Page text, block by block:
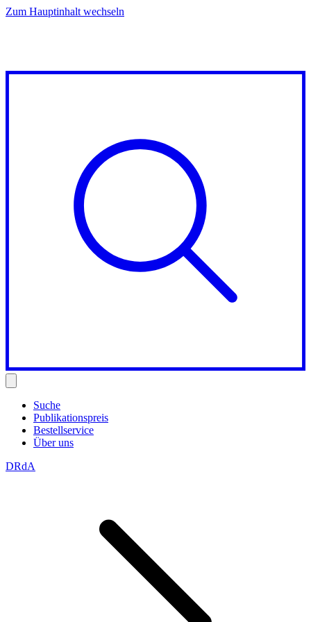
Zum Hauptinhalt wechseln
Suche
Publikationspreis
Bestellservice
Über uns
DRdA